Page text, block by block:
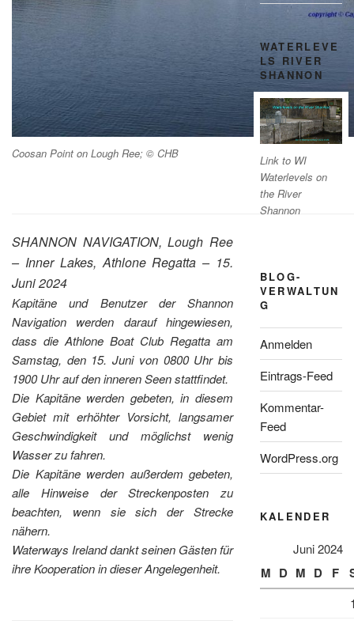
Coosan Point on Lough Ree; © CHB
SHANNON NAVIGATION, Lough Ree
– Inner Lakes, Athlone Regatta – 15.
Juni 2024
Kapitäne und Benutzer der Shannon
Navigation werden darauf hingewiesen,
dass die Athlone Boat Club Regatta am
Samstag, den 15. Juni von 0800 Uhr bis
1900 Uhr auf den inneren Seen stattfindet.
Die Kapitäne werden gebeten, in diesem
Gebiet mit erhöhter Vorsicht, langsamer
Geschwindigkeit und möglichst wenig
Wasser zu fahren.
Die Kapitäne werden außerdem gebeten,
alle Hinweise der Streckenposten zu
beachten, wenn sie sich der Strecke
nähern.
Waterways Ireland dankt seinen Gästen für
ihre Kooperation in dieser Angelegenheit.
WATERLEVE
LS RIVER
SHANNON
Link to WI
Waterlevels on
the River
Shannon
BLOG-
VERWALTUN
G
Anmelden
Eintrags-Feed
Kommentar-
Feed
WordPress.org
KALENDER
Juni 2024
M D M D F